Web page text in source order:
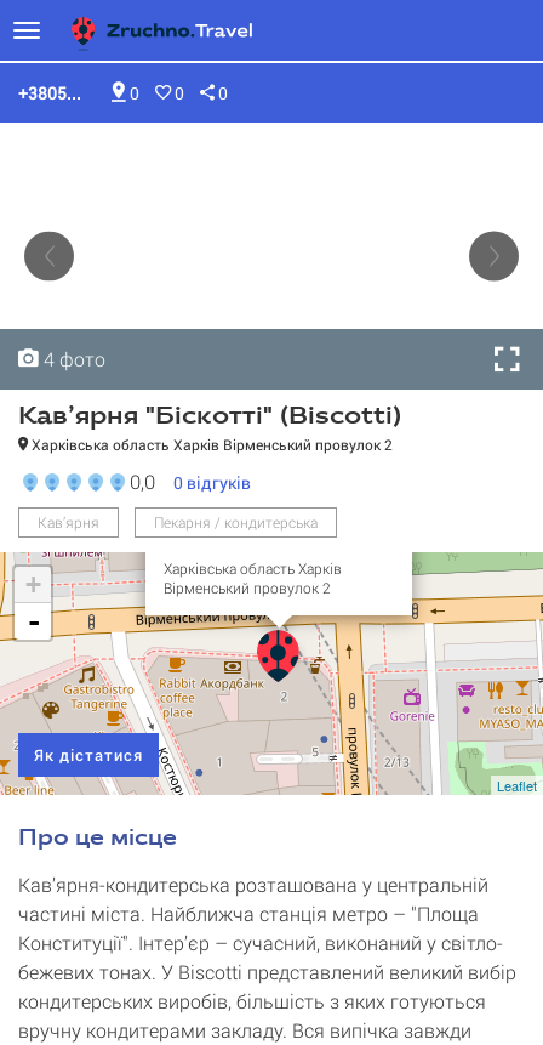
0 0 0
+3805...
4 фото
4 фото
4 фото
4 фото
Кав’ярня "Біскотті" (Biscotti)
Харківська область Харків Вірменський провулок 2
0,0 0 відгуків
Кав’ярня Пекарня / кондитерська
Кав’ярня "Біскотті"
(Biscotti)
Харківська область Харків
Вірменський провулок 2
+
-
Leaflet
Як дістатися
Про це місце
Кав’ярня-кондитерська розташована у центральній
частині міста. Найближча станція метро – "Площа
Конституції". Інтер’єр – сучасний, виконаний у світло-
бежевих тонах. У Biscotti представлений великий вибір
кондитерських виробів, більшість з яких готуються
вручну кондитерами закладу. Вся випічка завжди